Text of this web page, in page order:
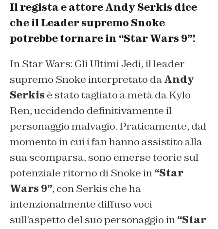
Il regista e attore Andy Serkis dice
che il Leader supremo Snoke
potrebbe tornare in “Star Wars 9”!
InStar Wars: Gli Ultimi Jedi, il leader
supremo Snoke interpretato daAndy
Serkis è stato tagliato a metà da Kylo
Ren, uccidendo definitivamente il
personaggio malvagio. Praticamente, dal
momento in cui i fan hanno assistito alla
sua scomparsa, sono emerse teorie sul
potenziale ritorno di Snoke in“Star
Wars 9”, con Serkis che ha
intenzionalmente diffuso voci
sull’aspetto del suo personaggio in“Star